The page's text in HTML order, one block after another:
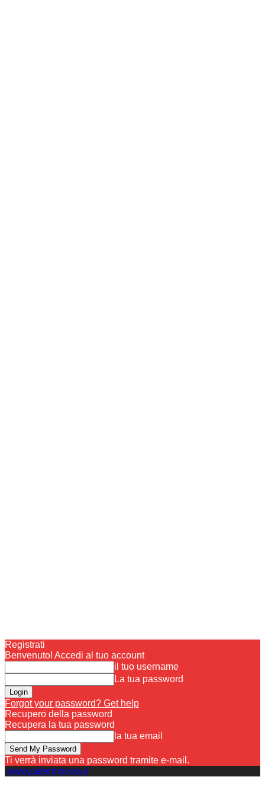
Registrati
Benvenuto! Accedi al tuo account
il tuo username
La tua password
Forgot your password? Get help
Recupero della password
Recupera la tua password
la tua email
Ti verrà inviata una password tramite e-mail.
www.palermoviva.it